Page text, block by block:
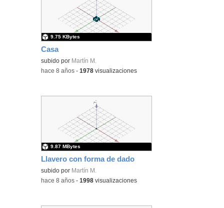
Casa
subido por Martín M.
9.75 KBytes
-hace 8 años -1978 visualizaciones
Llavero con forma de dado
subido por Martín M.
9.87 MBytes
-hace 8 años -1998 visualizaciones